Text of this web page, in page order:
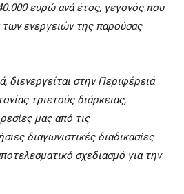
ευρώ ανά έτος, γεγονός που
ενεργειών της παρούσας
διενεργείται στην Περιφέρειά
τριετούς διάρκειας,
μας από τις
διαγωνιστικές διαδικασίες
σχεδιασμό για την